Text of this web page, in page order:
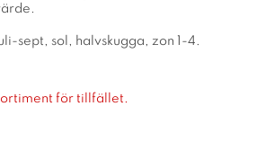
sept, sol, halvskugga, zon 1-4.
för tillfället.